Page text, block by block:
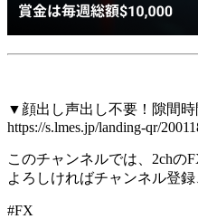
▼顔出し声出し不要！隙間時
https://s.lmes.jp/landing-qr/
このチャンネルでは、2chの
よろしければチャンネル登
#FX